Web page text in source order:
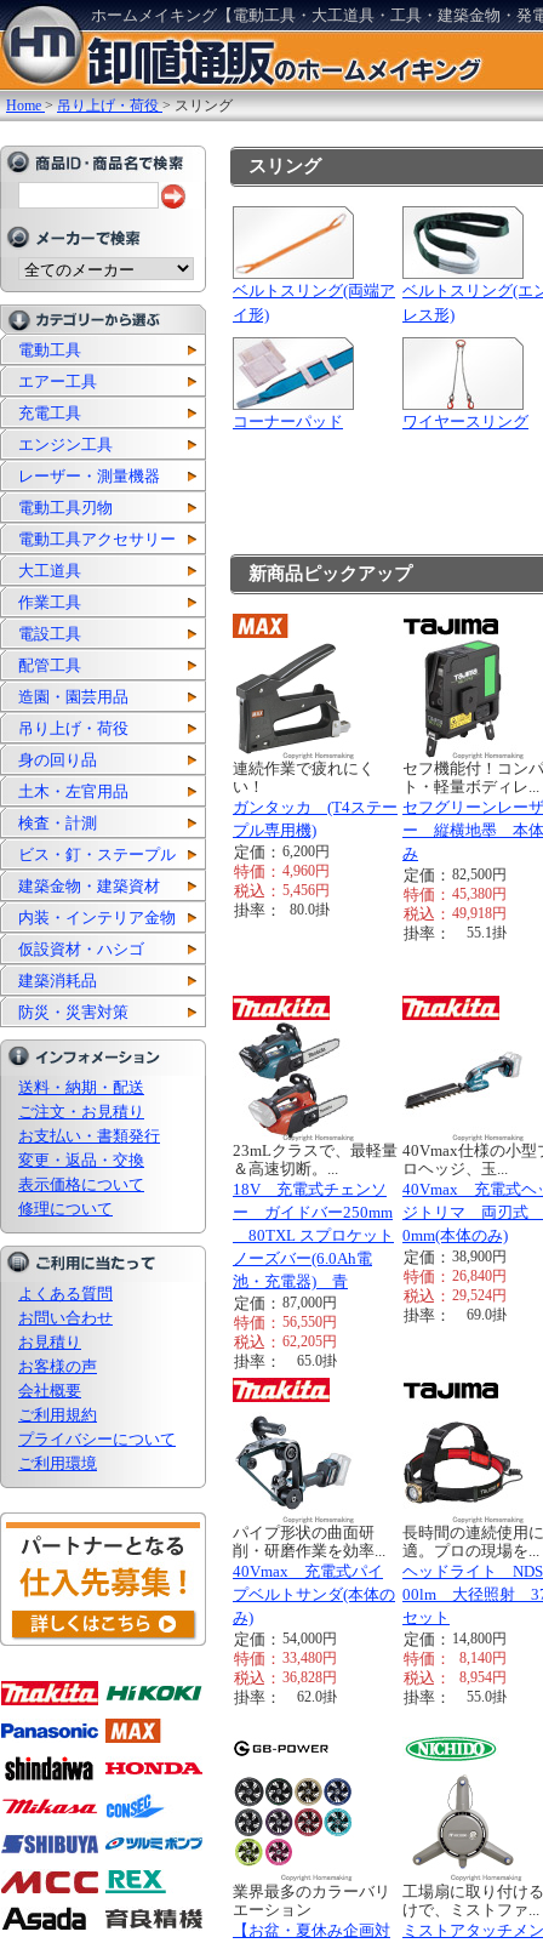
ホームメイキング【電動工具・大工道具・工具・建築金物・発
Home >吊り上げ・荷役 >スリング
電動工具
エアー工具
充電工具
エンジン工具
レーザー・測量機器
電動工具刃物
電動工具アクセサリー
大工道具
作業工具
電設工具
配管工具
造園・園芸用品
吊り上げ・荷役
身の回り品
土木・左官用品
検査・計測
ビス・釘・ステープル
建築金物・建築資材
内装・インテリア金物
仮設資材・ハシゴ
建築消耗品
防災・災害対策
送料・納期・配送
ご注文・お見積り
お支払い・書類発行
変更・返品・交換
表示価格について
修理について
よくある質問
お問い合わせ
お見積り
お客様の声
会社概要
ご利用規約
プライバシーについて
ご利用環境
スリング
ベルトスリング(両端ア
イ形)
ベルトスリング(エ
レス形)
コーナーパッド ワイヤースリング
新商品ピックアップ
連続作業で疲れにく
い！
ガンタッカ (T4ステー
プル専用機)
定価： 6,200円
特価： 4,960円
税込： 5,456円
掛率： 80.0掛
セフ機能付！コン
ト・軽量ボディレ...
セフグリーンレーザ
ー 縦横地墨 本
み
定価： 82,500円
特価： 45,380円
税込： 49,918円
掛率： 55.1掛
23mLクラスで、最軽量
＆高速切断。...
18V 充電式チェンソ
ー ガイドバー250mm
80TXL スプロケット
ノーズバー(6.0Ah電
池・充電器) 青
定価： 87,000円
特価： 56,550円
税込： 62,205円
掛率： 65.0掛
40Vmax仕様の小型
ロヘッジ、玉...
40Vmax 充電式ヘ
ジトリマ 両刃式
0mm(本体のみ)
定価： 38,900円
特価： 26,840円
税込： 29,524円
掛率： 69.0掛
パイプ形状の曲面研
削・研磨作業を効率...
40Vmax 充電式パイ
プベルトサンダ(本体の
み)
定価： 54,000円
特価： 33,480円
税込： 36,828円
掛率： 62.0掛
長時間の連続使用
適。プロの現場を...
ヘッドライト
00lm 大径照射
セット
定価： 14,800円
特価： 8,140円
税込： 8,954円
掛率： 55.0掛
業界最多のカラーバリ
エーション
【お盆・夏休み企画対
工場扇に取り付け
けで、ミストファ...
ミストアタッチメン